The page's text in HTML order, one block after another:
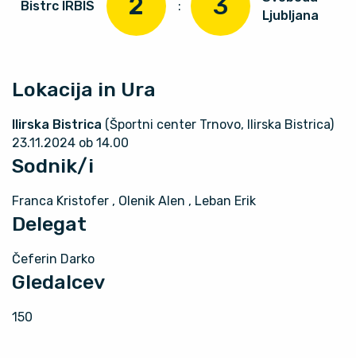
Bistrc IRBIS 2 : 3
Ljubljana
Lokacija in Ura
Ilirska Bistrica (Športni center Trnovo, Ilirska Bistrica)
23.11.2024 ob 14.00
Sodnik/i
Franca Kristofer , Olenik Alen , Leban Erik
Delegat
Čeferin Darko
Gledalcev
150